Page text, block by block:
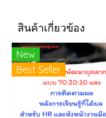
สินค้าเกี่ยวข้อง
New
Best Seller